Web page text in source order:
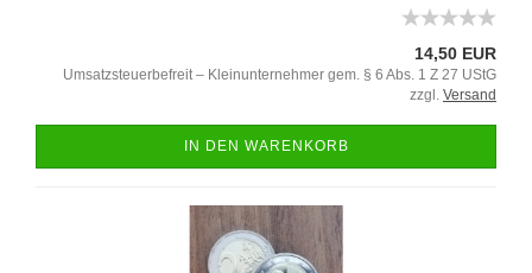
14,50 EUR
Umsatzsteuerbefreit – Kleinunternehmer gem. § 6 Abs. 1 Z 27 UStG
zzgl. Versand
IN DEN WARENKORB